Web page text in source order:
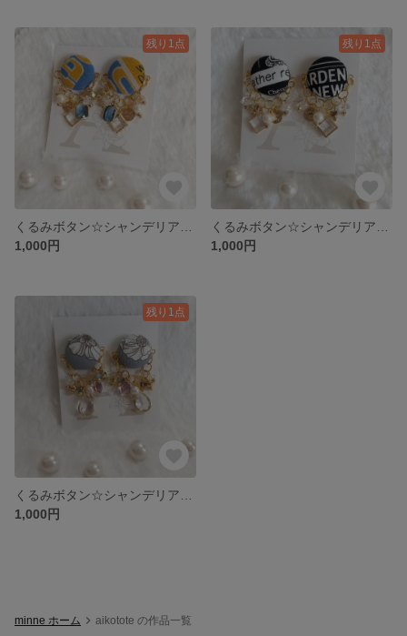
残り1点
1,000円
残り1点
1,000円
残り1点
1,000円
minne ホーム aikotote の作品一覧